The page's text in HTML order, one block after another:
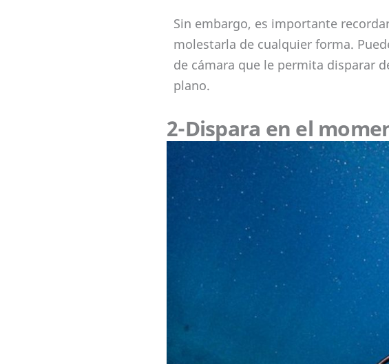
Sin embargo, es importante
molestarla de cualquier forma.
de cámara que le permita disparar
plano.
2-Dispara en el